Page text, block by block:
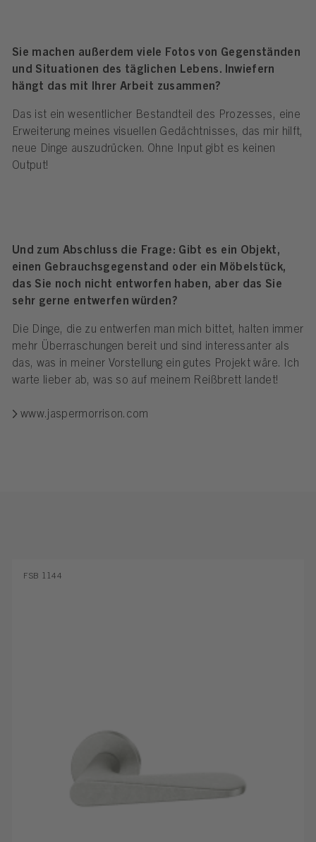
Sie machen außerdem viele Fotos von Gegenständen
und Situationen des täglichen Lebens. Inwiefern
hängt das mit Ihrer Arbeit zusammen?
Das ist ein wesentlicher Bestandteil des Prozesses, eine
Erweiterung meines visuellen Gedächtnisses, das mir hilft,
neue Dinge auszudrücken. Ohne Input gibt es keinen
Output!
Und zum Abschluss die Frage: Gibt es ein Objekt,
einen Gebrauchsgegenstand oder ein Möbelstück,
das Sie noch nicht entworfen haben, aber das Sie
sehr gerne entwerfen würden?
Die Dinge, die zu entwerfen man mich bittet, halten immer
mehr Überraschungen bereit und sind interessanter als
das, was in meiner Vorstellung ein gutes Projekt wäre. Ich
warte lieber ab, was so auf meinem Reißbrett landet!
www.jaspermorrison.com
FSB 1144